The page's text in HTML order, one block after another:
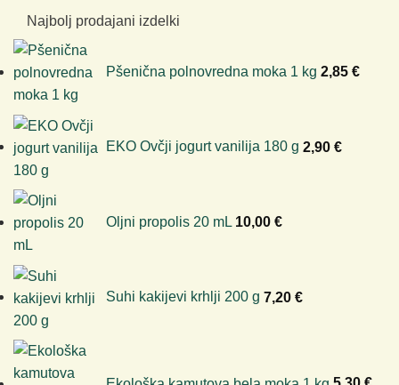
Najbolj prodajani izdelki
Pšenična polnovredna moka 1 kg 2,85 €
EKO Ovčji jogurt vanilija 180 g 2,90 €
Oljni propolis 20 mL 10,00 €
Suhi kakijevi krhlji 200 g 7,20 €